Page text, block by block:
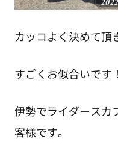
カッコよく決めて
すごくお似合いです
伊勢でライダースカ
客様です。